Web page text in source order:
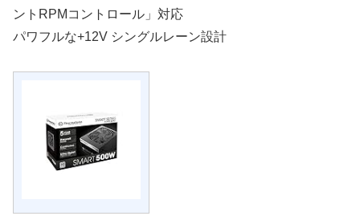
ントRPMコントロール」対応
パワフルな+12V シングルレーン設計